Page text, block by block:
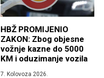
HBŽ PROMIJENIO
ZAKON: Zbog objesne
vožnje kazne do 5000
KM i oduzimanje vozila
7. Kolovoza 2026.